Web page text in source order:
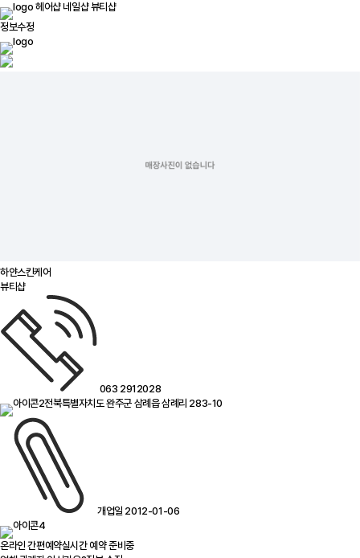
헤어샵 네일샵뷰티샵
정보수정
하얀스킨케어
뷰티샵
063 2912028
전북특별자치도 완주군 삼례읍 삼례리 283-10
개업일 2012-01-06
온라인 간편예약실시간 예약 준비중